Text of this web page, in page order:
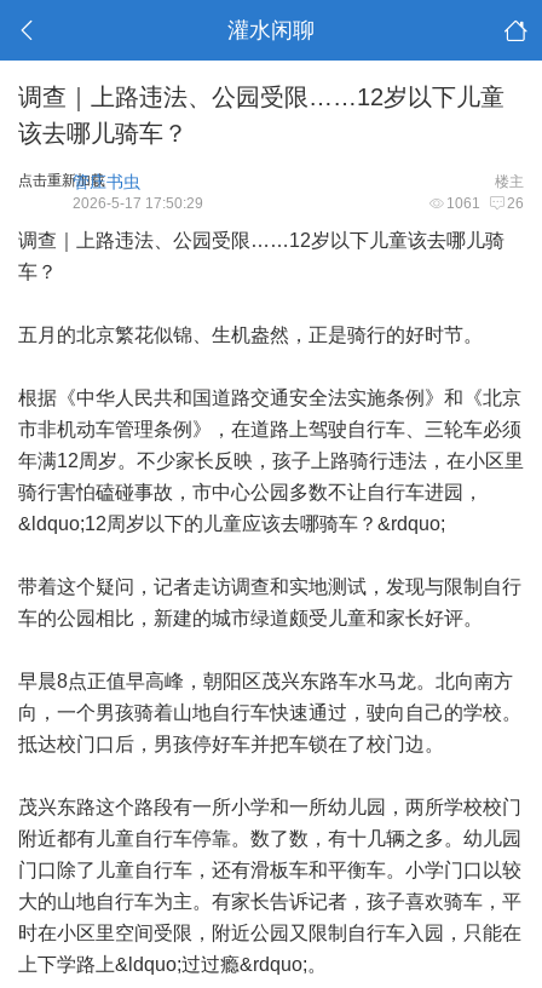
灌水闲聊
调查｜上路违法、公园受限……12岁以下儿童
该去哪儿骑车？
点击重新加载 楼主
管庄书虫
1061 26
2026-5-17 17:50:29
调查｜上路违法、公园受限……12岁以下儿童该去哪儿骑
车？
五月的北京繁花似锦、生机盎然，正是骑行的好时节。
根据《中华人民共和国道路交通安全法实施条例》和《北京
市非机动车管理条例》，在道路上驾驶自行车、三轮车必须
年满12周岁。不少家长反映，孩子上路骑行违法，在小区里
骑行害怕磕碰事故，市中心公园多数不让自行车进园，
&ldquo;12周岁以下的儿童应该去哪骑车？&rdquo;
带着这个疑问，记者走访调查和实地测试，发现与限制自行
车的公园相比，新建的城市绿道颇受儿童和家长好评。
早晨8点正值早高峰，朝阳区茂兴东路车水马龙。北向南方
向，一个男孩骑着山地自行车快速通过，驶向自己的学校。
抵达校门口后，男孩停好车并把车锁在了校门边。
茂兴东路这个路段有一所小学和一所幼儿园，两所学校校门
附近都有儿童自行车停靠。数了数，有十几辆之多。幼儿园
门口除了儿童自行车，还有滑板车和平衡车。小学门口以较
大的山地自行车为主。有家长告诉记者，孩子喜欢骑车，平
时在小区里空间受限，附近公园又限制自行车入园，只能在
上下学路上&ldquo;过过瘾&rdquo;。